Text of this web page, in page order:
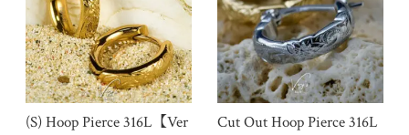
(S) Hoop Pierce 316L【Ver
Cut Out Hoop Pierce 316L